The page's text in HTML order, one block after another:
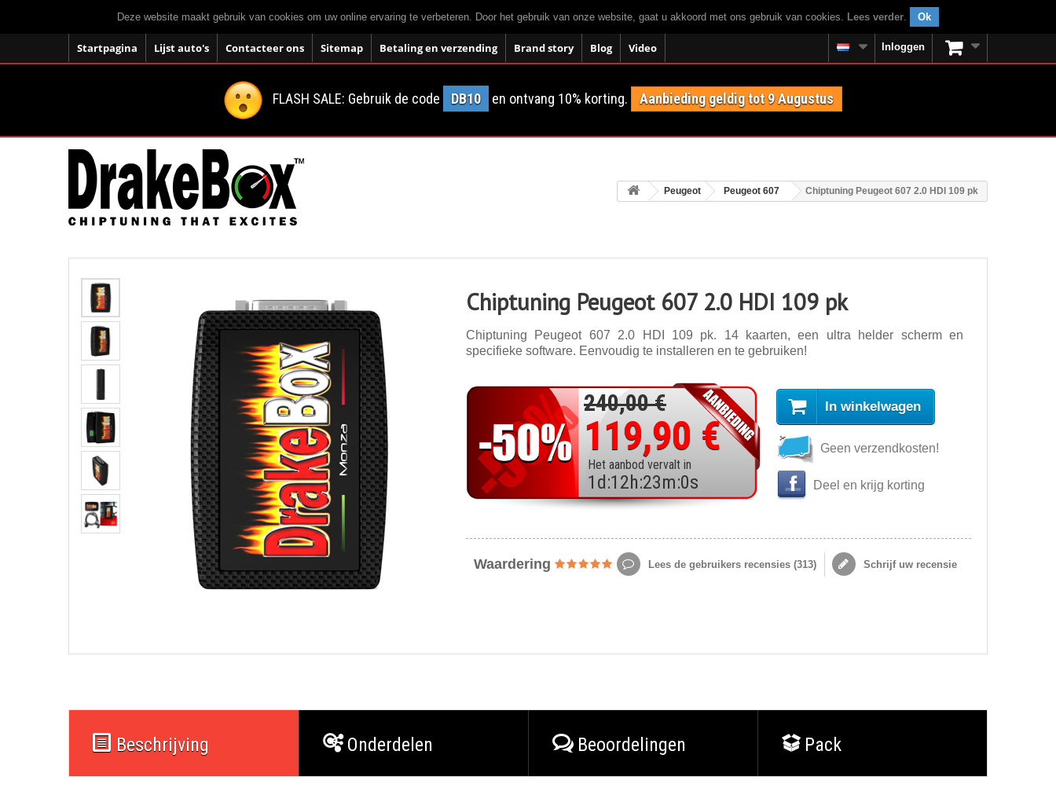
Deze website maakt gebruik van cookies om uw online ervaring te verbeteren. Door het gebruik van onze website, gaat u akkoord met ons gebruik van cookies. Lees verder. Ok
Startpagina Lijst auto's Contacteer ons Sitemap Betaling en verzending Brand story Blog Video Inloggen
FLASH SALE: Gebruik de code DB10 en ontvang 10% korting. Aanbieding geldig tot 9 Augustus
Peugeot Peugeot 607 Chiptuning Peugeot 607 2.0 HDI 109 pk
Chiptuning Peugeot 607 2.0 HDI 109 pk
Chiptuning Peugeot 607 2.0 HDI 109 pk. 14 kaarten, een ultra helder scherm en
specifieke software. Eenvoudig te installeren en te gebruiken!
240,00 €
119,90 €
Het aanbod vervalt in
1 d :12h:22m:58
In winkelwagen
Geen verzendkosten!
Deel en krijg korting
Waardering Lees de gebruikers recensies (313) Schrijf uw recensie
Beschrijving Onderdelen Beoordelingen Pack